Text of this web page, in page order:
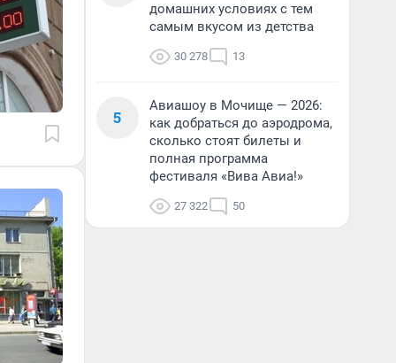
домашних условиях с тем
самым вкусом из детства
30 278 13
5
Авиашоу в Мочище — 2026:
как добраться до аэродрома,
сколько стоят билеты и
полная программа
фестиваля «Вива Авиа!»
27 322 50